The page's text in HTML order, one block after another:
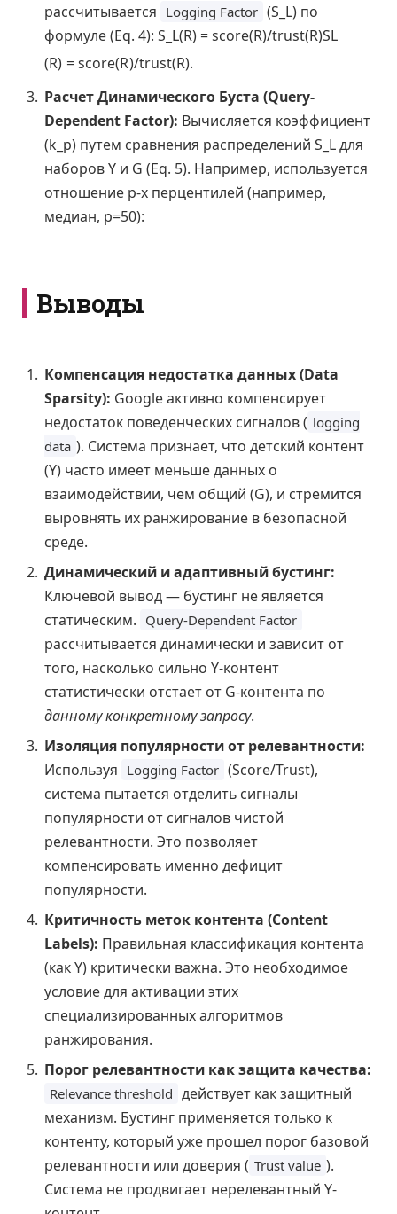
рассчитывается Logging Factor (S_L) по
формуле (Eq. 4): S_L(R) = score(R)/trust(R)SL
(R) = score(R)/trust(R).
Расчет Динамического Буста (Query-
Dependent Factor): Вычисляется коэффициент
(k_p) путем сравнения распределений S_L для
наборов Y и G (Eq. 5). Например, используется
отношение p-х перцентилей (например,
медиан, p=50):
Выводы
Компенсация недостатка данных (Data
Sparsity): Google активно компенсирует
недостаток поведенческих сигналов ( logging
data ). Система признает, что детский контент
(Y) часто имеет меньше данных о
взаимодействии, чем общий (G), и стремится
выровнять их ранжирование в безопасной
среде.
Динамический и адаптивный бустинг:
Ключевой вывод — бустинг не является
статическим. Query-Dependent Factor
рассчитывается динамически и зависит от
того, насколько сильно Y-контент
статистически отстает от G-контента по
данному конкретному запросу.
Изоляция популярности от релевантности:
Используя Logging Factor (Score/Trust),
система пытается отделить сигналы
популярности от сигналов чистой
релевантности. Это позволяет
компенсировать именно дефицит
популярности.
Критичность меток контента (Content
Labels): Правильная классификация контента
(как Y) критически важна. Это необходимое
условие для активации этих
специализированных алгоритмов
ранжирования.
Порог релевантности как защита качества:
Relevance threshold действует как защитный
механизм. Бустинг применяется только к
контенту, который уже прошел порог базовой
релевантности или доверия ( Trust value ).
Система не продвигает нерелевантный Y-